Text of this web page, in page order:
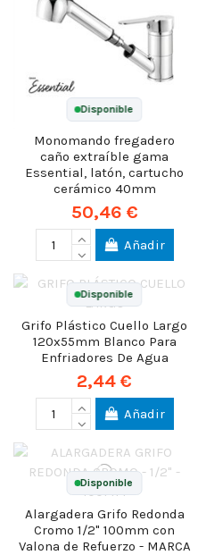
Disponible
Monomando fregadero
caño extraíble gama
Essential, latón, cartucho
cerámico 40mm
50,46 €
Añadir
Disponible
Grifo Plástico Cuello Largo
120x55mm Blanco Para
Enfriadores De Agua
2,44 €
Añadir
Disponible
Alargadera Grifo Redonda
Cromo 1/2" 100mm con
Valona de Refuerzo - MARCA